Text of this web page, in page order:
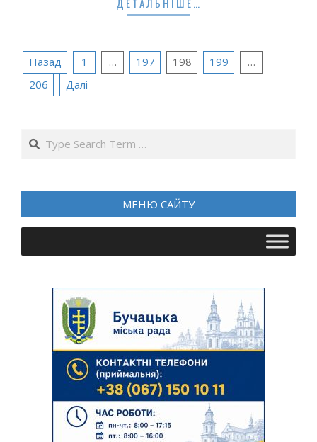
Пагінація
записів
Назад 1 … 197 198 199
…
206
Далі
Search
МЕНЮ САЙТУ